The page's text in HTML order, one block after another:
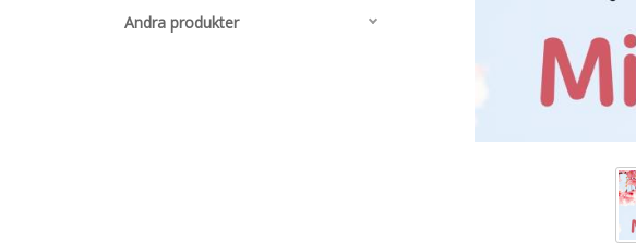
Andra produkter